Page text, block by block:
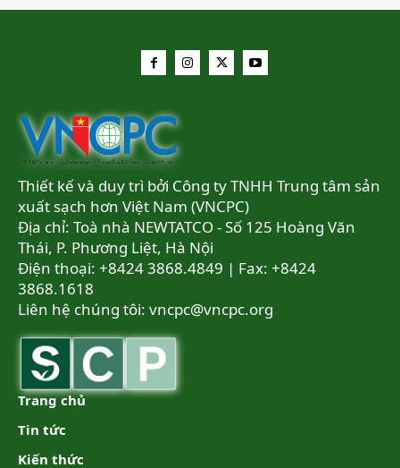
Thiết kế và duy trì bởi Công ty TNHH Trung tâm sản
xuất sạch hơn Việt Nam (VNCPC)
Địa chỉ: Toà nhà NEWTATCO - Số 125 Hoàng Văn
Thái, P. Phương Liệt, Hà Nội
Điện thoại: +8424 3868.4849 | Fax: +8424
3868.1618
Liên hệ chúng tôi: vncpc@vncpc.org
Trang chủ
Tin tức
Kiến thức